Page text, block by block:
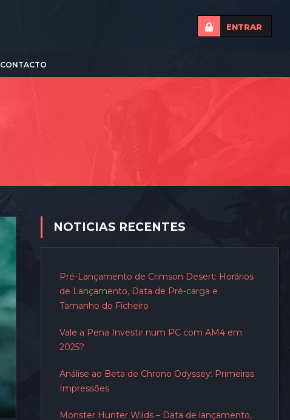
ENTRAR
CONTACTO
NOTICIAS RECENTES
Pré-Lançamento de Crimson Desert: Horários
de Lançamento, Data de Pré-carga e
Tamanho do Ficheiro
Vale a Pena Investir num PC com AM4 em
2025?
Análise ao Beta de Chrono Odyssey: Primeiras
Impressões
Monster Hunter Wilds – Data de lançamento,